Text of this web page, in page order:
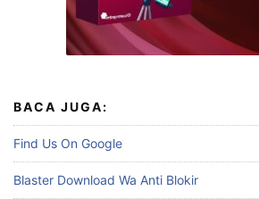
BACA JUGA:
Find Us On Google
Blaster Download Wa Anti Blokir